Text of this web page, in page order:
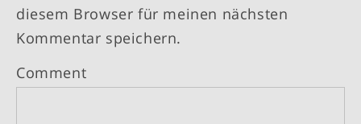
diesem Browser für meinen nächsten
Kommentar speichern.
Comment